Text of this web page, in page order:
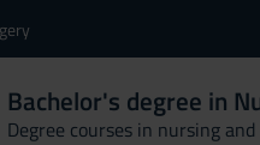
Bachelor's degree in
Degree courses in nursing